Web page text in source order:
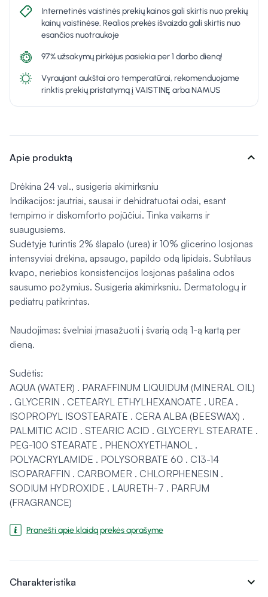
Internetinės vaistinės prekių kainos gali skirtis nuo prekių
kainų vaistinėse. Realios prekės išvaizda gali skirtis nuo
esančios nuotraukoje
97% užsakymų pirkėjus pasiekia per 1 darbo dieną!
Vyraujant aukštai oro temperatūrai, rekomenduojame
rinktis prekių pristatymą į VAISTINĘ arba NAMUS
Apie produktą expand_more
Drėkina 24 val., susigeria akimirksniu
Indikacijos: jautriai, sausai ir dehidratuotai odai, esant
tempimo ir diskomforto pojūčiui. Tinka vaikams ir
suaugusiems.
Sudėtyje turintis 2% šlapalo (urea) ir 10% glicerino losjonas
intensyviai drėkina, apsaugo, papildo odą lipidais. Subtilaus
kvapo, neriebios konsistencijos losjonas pašalina odos
sausumo požymius. Susigeria akimirksniu. Dermatologų ir
pediatrų patikrintas.
Naudojimas: švelniai įmasažuoti į švarią odą 1-ą kartą per
dieną.
Sudėtis:
AQUA (WATER) . PARAFFINUM LIQUIDUM (MINERAL OIL)
. GLYCERIN . CETEARYL ETHYLHEXANOATE . UREA .
ISOPROPYL ISOSTEARATE . CERA ALBA (BEESWAX) .
PALMITIC ACID . STEARIC ACID . GLYCERYL STEARATE .
PEG-100 STEARATE . PHENOXYETHANOL .
POLYACRYLAMIDE . POLYSORBATE 60 . C13-14
ISOPARAFFIN . CARBOMER . CHLORPHENESIN .
SODIUM HYDROXIDE . LAURETH-7 . PARFUM
(FRAGRANCE)
Pranešti apie klaidą prekės aprašyme
Charakteristika expand_more